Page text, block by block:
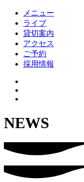
メニュー
ライブ
貸切案内
アクセス
ご予約
採用情報
NEWS